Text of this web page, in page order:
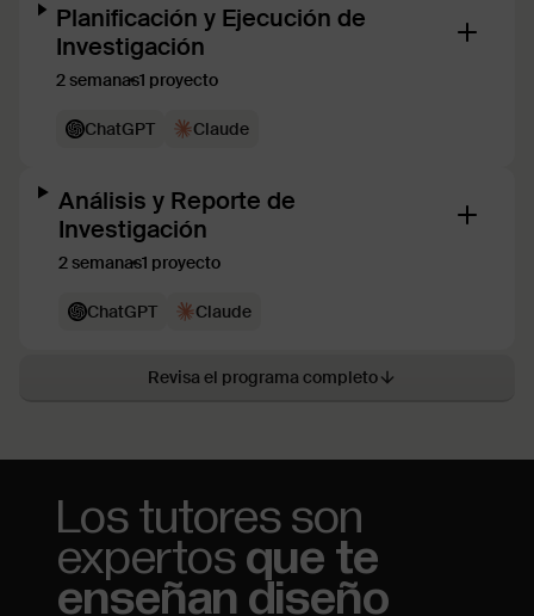
Planificación y Ejecución de
Investigación
2 semanas1 proyecto
ChatGPT Claude
Análisis y Reporte de
Investigación
2 semanas1 proyecto
ChatGPT Claude
Revisa el programa completo
Los tutores son
expertos que te
enseñan diseño